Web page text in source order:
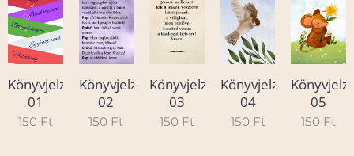
Könyvjelző
01
150 Ft
Könyvjelző
02
150 Ft
Könyvjelző
03
150 Ft
Könyvjelző
04
150 Ft
05
150 Ft